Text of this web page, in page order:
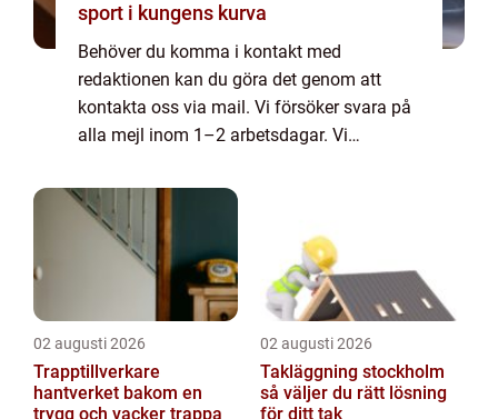
sport i kungens kurva
Behöver du komma i kontakt med
redaktionen kan du göra det genom att
kontakta oss via mail. Vi försöker svara på
alla mejl inom 1–2 arbetsdagar. Vi
kommentarer till innehållet på vår sida.
02 augusti 2026
Trapptillverkare
hantverket bakom en
trygg och vacker trappa
02 augusti 2026
Takläggning stockholm
så väljer du rätt lösning
för ditt tak